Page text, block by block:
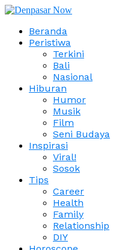
Beranda
Peristiwa
Terkini
Bali
Nasional
Hiburan
Humor
Musik
Film
Seni Budaya
Inspirasi
Viral!
Sosok
Tips
Career
Health
Family
Relationship
DIY